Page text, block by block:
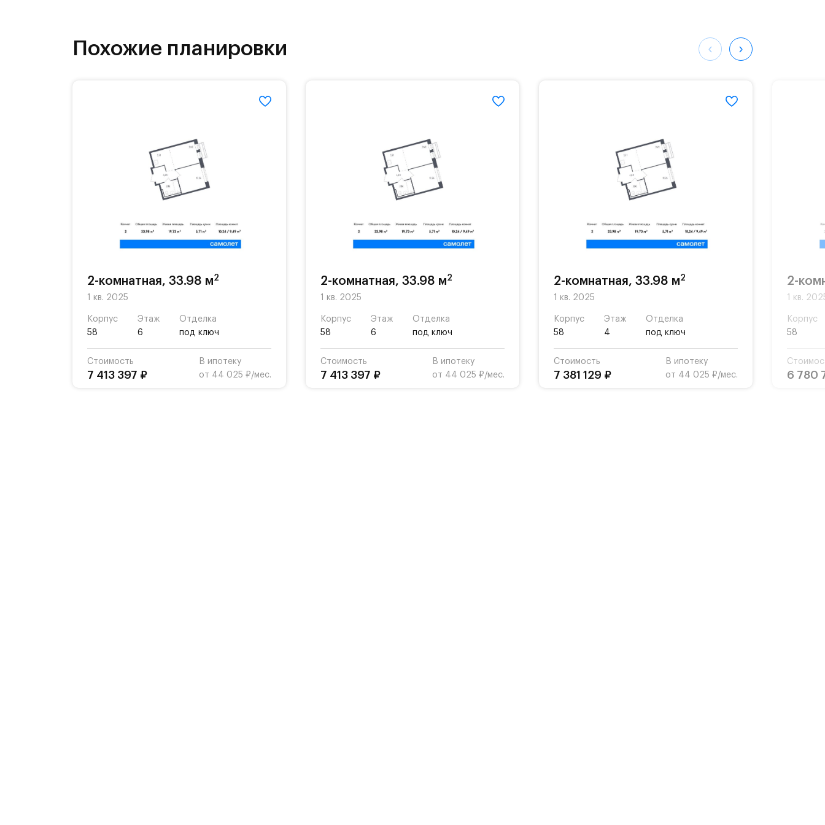
На территории квартала возведут детский сад и школу. Также для наиболее одарённых
Для автомобилистов — закрытые озеленённые парковки.
Похожие планировки
2-комнатная, 33.98 м2
1 кв. 2025
Корпус
58
Этаж
6
Отделка
под ключ
Стоимость
7 413 397 ₽
В ипотеку
от 44 025 ₽/мес.
2-комнатная, 33.98 м2
1 кв. 2025
Корпус
58
Этаж
6
Отделка
под ключ
Стоимость
7 413 397 ₽
В ипотеку
от 44 025 ₽/мес.
2-комнатная, 33.98 м2
1 кв. 2025
Корпус
58
Этаж
4
Отделка
под ключ
Стоимость
7 381 129 ₽
В ипотеку
от 44 025 ₽/мес.
2-
1 кв.
Корпус
58
6 780